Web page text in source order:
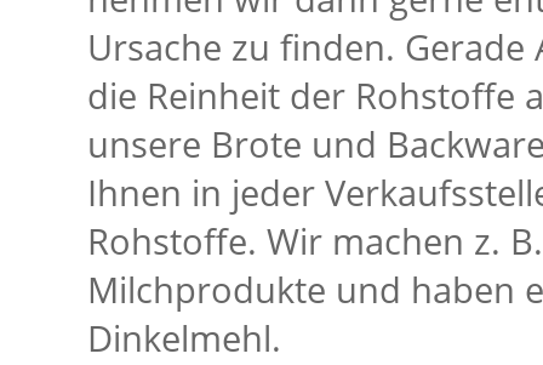
Ursache zu finden.
die Reinheit der Rohstoffe
unsere Brote und
Ihnen in jeder
Rohstoffe. Wir machen z.
Milchprodukte und haben
Dinkelmehl.